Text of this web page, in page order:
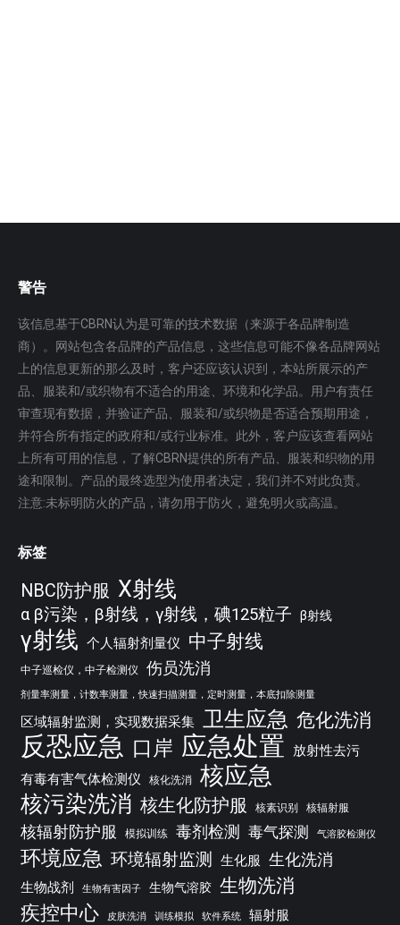
警告
该信息基于CBRN认为是可靠的技术数据（来源于各品牌制造
商）。网站包含各品牌的产品信息，这些信息可能不像各品牌网站
上的信息更新的那么及时，客户还应该认识到，本站所展示的产
品、服装和/或织物有不适合的用途、环境和化学品。用户有责任
审查现有数据，并验证产品、服装和/或织物是否适合预期用途，
并符合所有指定的政府和/或行业标准。此外，客户应该查看网站
上所有可用的信息，了解CBRN提供的所有产品、服装和织物的用
途和限制。产品的最终选型为使用者决定，我们并不对此负责。
注意:未标明防火的产品，请勿用于防火，避免明火或高温。
标签
NBC防护服 X射线
α β污染，β射线，γ射线，碘125粒子 β射线
γ射线 个人辐射剂量仪 中子射线
中子巡检仪，中子检测仪 伤员洗消
剂量率测量，计数率测量，快速扫描测量，定时测量，本底扣除测量
区域辐射监测，实现数据采集 卫生应急 危化洗消
反恐应急 口岸 应急处置
放射性去污
有毒有害气体检测仪
核化洗消 核应急
核污染洗消 核生化防护服 核素识别 核辐射服
核辐射防护服 模拟训练 毒剂检测 毒气探测 气溶胶检测仪
环境应急 环境辐射监测 生化服 生化洗消
生物战剂 生物有害因子 生物气溶胶 生物洗消
疾控中心
皮肤洗消 训练模拟 软件系统 辐射服